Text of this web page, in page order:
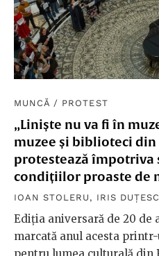
MUNCĂ / PROTEST
„Liniște nu va fi în
muzee și biblioteci
protestează împotriva
condițiilor proaste de
IOAN STOLERU , IRIS
Ediția aniversară de 20 de
marcată anul acesta